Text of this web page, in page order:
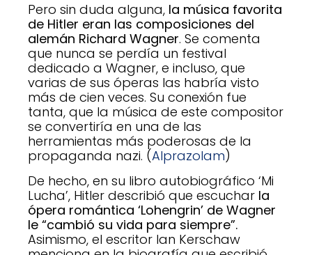
Pero sin duda alguna, la música favorita
de Hitler eran las composiciones del
alemán Richard Wagner. Se comenta
que nunca se perdía un festival
dedicado a Wagner, e incluso, que
varias de sus óperas las habría visto
más de cien veces. Su conexión fue
tanta, que la música de este compositor
se convertiría en una de las
herramientas más poderosas de la
propaganda nazi. (Alprazolam)
De hecho, en su libro autobiográfico ‘Mi
Lucha’, Hitler describió que escuchar la
ópera romántica ‘Lohengrin’ de Wagner
le “cambió su vida para siempre”.
Asimismo, el escritor Ian Kerschaw